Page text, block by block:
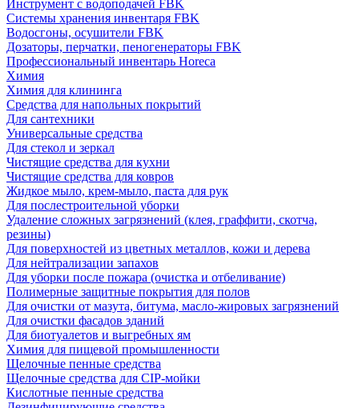
Инструмент с водоподачей FBK
Системы хранения инвентаря FBK
Водосгоны, осушители FBK
Дозаторы, перчатки, пеногенераторы FBK
Профессиональный инвентарь Horeca
Химия
Химия для клининга
Средства для напольных покрытий
Для сантехники
Универсальные средства
Для стекол и зеркал
Чистящие средства для кухни
Чистящие средства для ковров
Жидкое мыло, крем-мыло, паста для рук
Для послестроительной уборки
Удаление сложных загрязнений (клея, граффити, скотча,
резины)
Для поверхностей из цветных металлов, кожи и дерева
Для нейтрализации запахов
Для уборки после пожара (очистка и отбеливание)
Полимерные защитные покрытия для полов
Для очистки от мазута, битума, масло-жировых загрязнений
Для очистки фасадов зданий
Для биотуалетов и выгребных ям
Химия для пищевой промышленности
Щелочные пенные средства
Щелочные средства для CIP-мойки
Кислотные пенные средства